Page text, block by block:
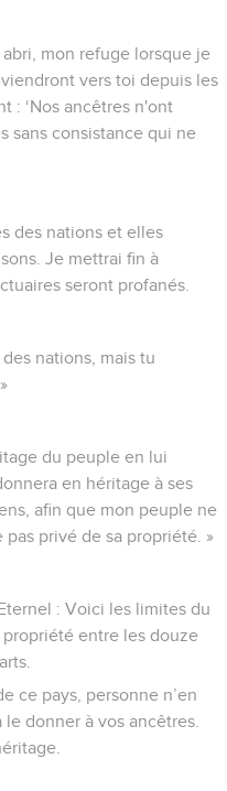
mon refuge lorsque je
vers toi depuis les
: ‘Nos ancêtres n'ont
sans consistance qui ne
des nations et elles
Je mettrai fin à
seront profanés.
nations, mais tu
du peuple en lui
en héritage à ses
afin que mon peuple ne
privé de sa propriété. »
: Voici les limites du
entre les douze
ce pays, personne n’en
donner à vos ancêtres.